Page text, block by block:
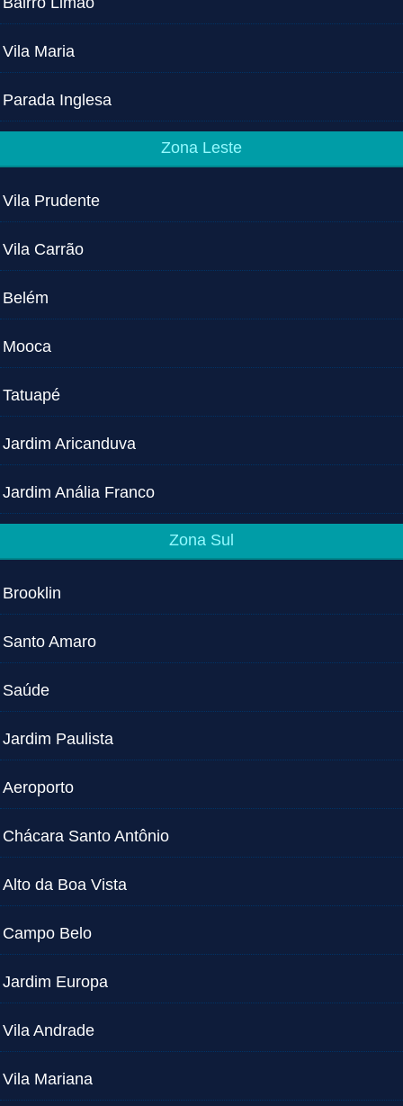
Vila Maria
Parada Inglesa
Zona Leste
Vila Prudente
Vila Carrão
Belém
Mooca
Tatuapé
Jardim Aricanduva
Jardim Anália Franco
Zona Sul
Brooklin
Santo Amaro
Saúde
Jardim Paulista
Aeroporto
Chácara Santo Antônio
Alto da Boa Vista
Campo Belo
Jardim Europa
Vila Andrade
Vila Mariana